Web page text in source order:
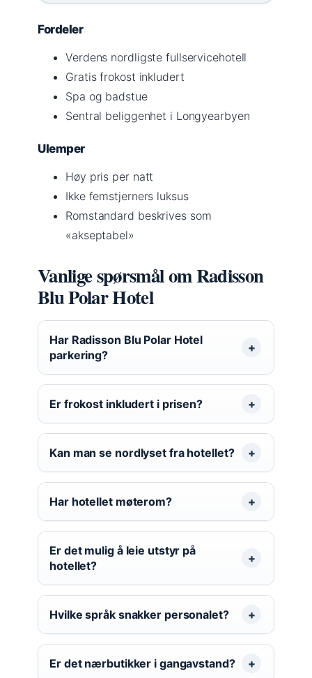
Fordeler
Verdens nordligste fullservicehotell
Gratis frokost inkludert
Spa og badstue
Sentral beliggenhet i Longyearbyen
Ulemper
Høy pris per natt
Ikke femstjerners luksus
Romstandard beskrives som
«akseptabel»
Vanlige spørsmål om Radisson
Blu Polar Hotel
Har Radisson Blu Polar Hotel
parkering?
Er frokost inkludert i prisen?
Kan man se nordlyset fra hotellet?
Har hotellet møterom?
Er det mulig å leie utstyr på
hotellet?
Hvilke språk snakker personalet?
Er det nærbutikker i gangavstand?